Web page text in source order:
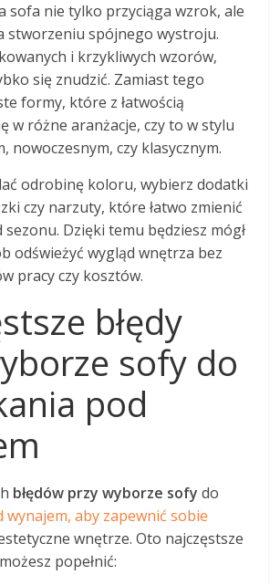
sofa nie tylko przyciąga wzrok, ale
stworzeniu spójnego wystroju.
i krzykliwych wzorów,
się znudzić. Zamiast tego
formy, które z łatwością
w różne aranżacje, czy to w stylu
nowoczesnym, czy klasycznym.
odrobinę koloru, wybierz dodatki
czy narzuty, które łatwo zmienić
sezonu. Dzięki temu będziesz mógł
odświeżyć wygląd wnętrza bez
pracy czy kosztów.
błędy
sofy do
pod
błędów przy wyborze sofy do
wynajem, aby zapewnić sobie
wnętrze. Oto najczęstsze
popełnić: